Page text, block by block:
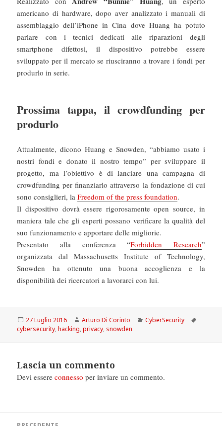
americano di hardware, dopo aver analizzato i manuali di
assemblaggio dell’iPhone in Cina dove Huang ha potuto
parlare con i tecnici dedicati alle riparazioni degli
smartphone difettosi, il dispositivo potrebbe essere
sviluppato per il mercato se riusciranno a trovare i fondi per
produrlo in serie.
Prossima tappa, il crowdfunding per
produrlo
Attualmente, dicono Huang e Snowden, “abbiamo usato i
nostri fondi e donato il nostro tempo” per sviluppare il
progetto, ma l’obiettivo è di lanciare una campagna di
crowdfunding per finanziarlo attraverso la fondazione di cui
sono consiglieri, laFreedom of the press foundation.
Il dispositivo dovrà essere rigorosamente open source, in
maniera tale che gli esperti possano verificare la qualità del
suo funzionamento e apportare delle migliorie.
Presentato alla conferenza “Forbidden Research”
organizzata dal Massachusetts Institute of Technology,
Snowden ha ottenuto una buona accoglienza e la
disponibilità dei ricercatori a lavorarci con lui.
Scritto
il
27 Luglio 2016 Autore
Arturo Di Corinto Categorie
CyberSecurity
cybersecurity,hacking,privacy, snowden
Lascia un commento
Devi essereconnesso per inviare un commento.